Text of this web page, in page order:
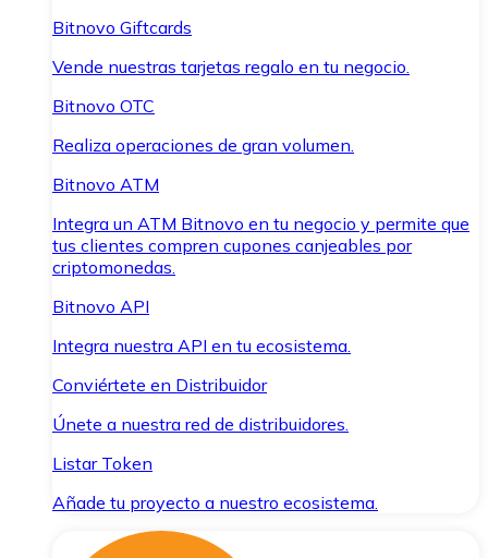
Bitnovo Giftcards
Vende nuestras tarjetas regalo en tu negocio.
Bitnovo OTC
Realiza operaciones de gran volumen.
Bitnovo ATM
Integra un ATM Bitnovo en tu negocio y permite que
tus clientes compren cupones canjeables por
criptomonedas.
Bitnovo API
Integra nuestra API en tu ecosistema.
Conviértete en Distribuidor
Únete a nuestra red de distribuidores.
Listar Token
Añade tu proyecto a nuestro ecosistema.